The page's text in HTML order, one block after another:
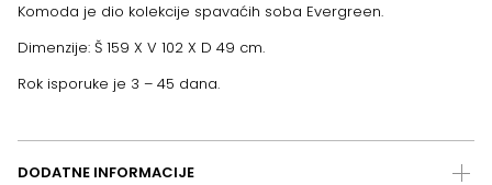
Komoda je dio kolekcije spavaćih soba Evergreen.
Dimenzije: Š 159 X V 102 X D 49 cm.
Rok isporuke je 3 – 45 dana.
DODATNE INFORMACIJE